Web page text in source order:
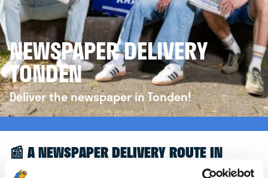
NEWSPAPER DELIVERY
TONDEN
Deliver the newspaper in Tonden!
📰 A NEWSPAPER DELIVERY ROUTE IN
TONDEN